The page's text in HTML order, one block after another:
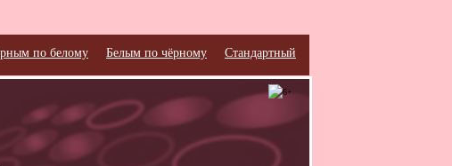
Стандартный
Белым по чёрному
по белому